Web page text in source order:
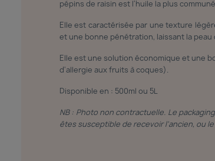
pépins de raisin est l'huile la plus
Elle est caractérisée par une texture
et une bonne pénétration, laissant la
Elle est une solution économique et une
d'allergie aux fruits à coques).
Disponible en : 500ml ou 5L
NB : Photo non contractuelle. Le
êtes susceptible de recevoir l'ancien, ou